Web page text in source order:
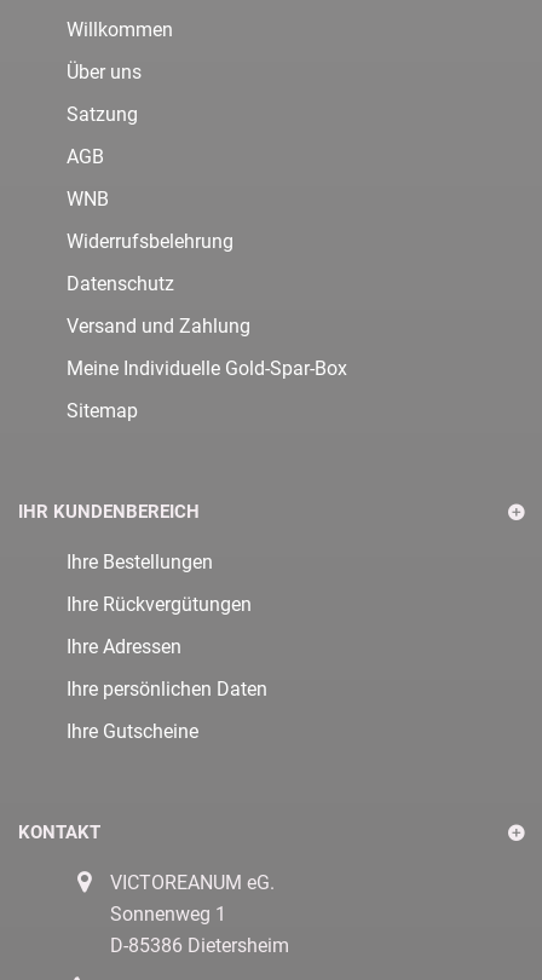
Willkommen
Über uns
Satzung
AGB
WNB
Widerrufsbelehrung
Datenschutz
Versand und Zahlung
Meine Individuelle Gold-Spar-Box
Sitemap
IHR KUNDENBEREICH
Ihre Bestellungen
Ihre Rückvergütungen
Ihre Adressen
Ihre persönlichen Daten
Ihre Gutscheine
KONTAKT
VICTOREANUM eG.
Sonnenweg 1
D-85386 Dietersheim